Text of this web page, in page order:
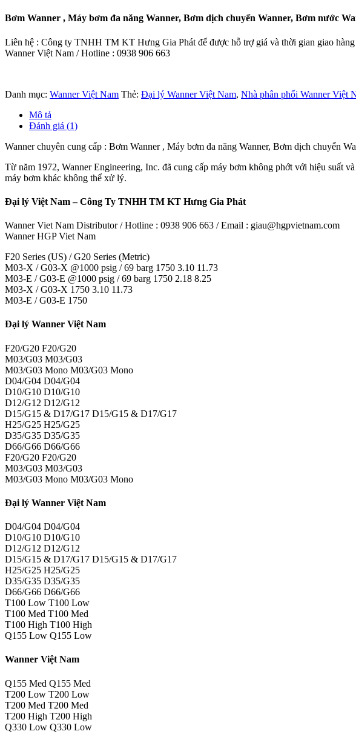
Bơm Wanner , Máy bơm đa năng Wanner, Bơm dịch chuyển Wanner, Bơm nước
Liên hệ : Công ty TNHH TM KT Hưng Gia Phát để được hỗ trợ giá và thời gian giao hàng
Wanner Việt Nam / Hotline : 0938 906 663
Danh mục: Wanner Việt Nam Thẻ: Đại lý Wanner Việt Nam, Nhà phân phối Wanner Việt
Mô tả
Đánh giá (1)
Wanner chuyên cung cấp : Bơm Wanner , Máy bơm đa năng Wanner, Bơm dịch chuyển
Từ năm 1972, Wanner Engineering, Inc. đã cung cấp máy bơm không phớt với hiệu suất
máy bơm khác không thể xử lý.
Đại lý Việt Nam – Công Ty TNHH TM KT Hưng Gia Phát
Wanner Viet Nam Distributor / Hotline : 0938 906 663 / Email : giau@hgpvietnam.com
Wanner HGP Viet Nam
F20 Series (US) / G20 Series (Metric)
M03-X / G03-X @1000 psig / 69 barg 1750 3.10 11.73
M03-E / G03-E @1000 psig / 69 barg 1750 2.18 8.25
M03-X / G03-X 1750 3.10 11.73
M03-E / G03-E 1750
Đại lý Wanner Việt Nam
F20/G20 F20/G20
M03/G03 M03/G03
M03/G03 Mono M03/G03 Mono
D04/G04 D04/G04
D10/G10 D10/G10
D12/G12 D12/G12
D15/G15 & D17/G17 D15/G15 & D17/G17
H25/G25 H25/G25
D35/G35 D35/G35
D66/G66 D66/G66
F20/G20 F20/G20
M03/G03 M03/G03
M03/G03 Mono M03/G03 Mono
Đại lý Wanner Việt Nam
D04/G04 D04/G04
D10/G10 D10/G10
D12/G12 D12/G12
D15/G15 & D17/G17 D15/G15 & D17/G17
H25/G25 H25/G25
D35/G35 D35/G35
D66/G66 D66/G66
T100 Low T100 Low
T100 Med T100 Med
T100 High T100 High
Q155 Low Q155 Low
Wanner Việt Nam
Q155 Med Q155 Med
T200 Low T200 Low
T200 Med T200 Med
T200 High T200 High
Q330 Low Q330 Low